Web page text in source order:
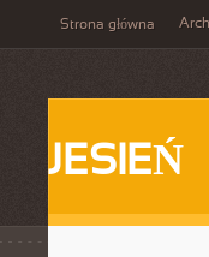
Strona główna
JESIEŃ